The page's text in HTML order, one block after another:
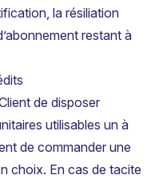
la résiliation
restant à
de disposer
utilisables un à
de commander une
choix. En cas de tacite